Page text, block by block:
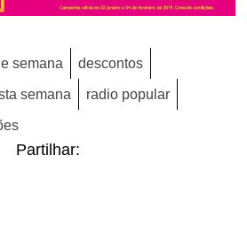
semana descontos
semana radio popular
Partilhar: